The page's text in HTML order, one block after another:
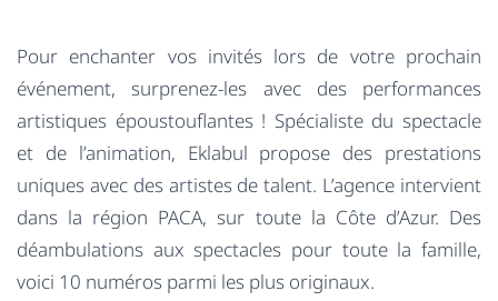
Pour enchanter vos invités lors de votre prochain
événement, surprenez-les avec des performances
artistiques époustouflantes ! Spécialiste du spectacle
et de l’animation, Eklabul propose des prestations
uniques avec des artistes de talent. L’agence intervient
dans la région PACA, sur toute la Côte d’Azur. Des
déambulations aux spectacles pour toute la famille,
voici 10 numéros parmi les plus originaux.